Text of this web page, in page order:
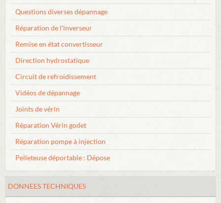
Questions diverses dépannage
Réparation de l'inverseur
Remise en état convertisseur
Direction hydrostatique
Circuit de refroidissement
Vidéos de dépannage
Joints de vérin
Réparation Vérin godet
Réparation pompe à injection
Pelleteuse déportable : Dépose
DONNEES TECHNIQUES